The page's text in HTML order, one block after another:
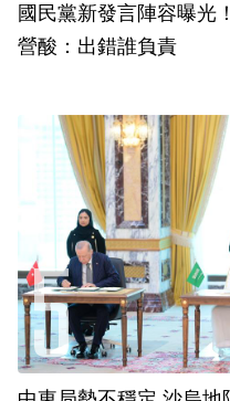
國民黨新發言陣容曝光
營酸：出錯誰負責